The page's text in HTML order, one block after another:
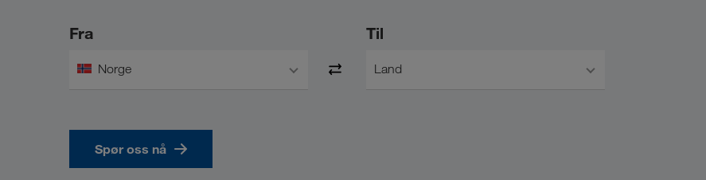
Fra
Norge
Til
Land
Spør oss nå